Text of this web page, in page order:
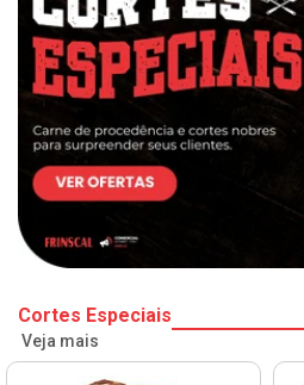
Cortes Especiais
Veja mais